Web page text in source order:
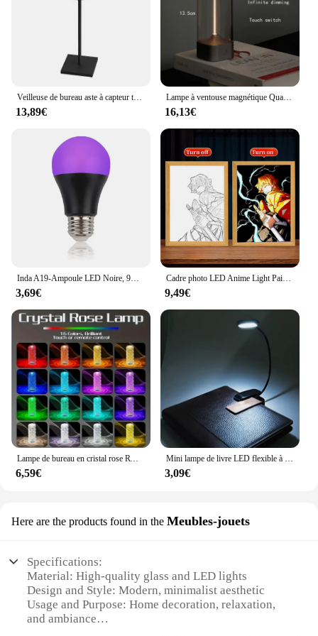
13,89€
Lampe à ventouse magnétique Quactus, lampe à gradation MF ite, charge USB, camping, chambre, dortoir, bureau, escales tactiles
16,13€
3,69€
Cadre photo LED Anime Light Painting, Moon Lamp, Kyojflats, Rengoku Kimetsu, Demons Slayer, Room Wall Art, Hoom Deco, No Yaiba Gifts
9,49€
Lampe de bureau en cristal rose RVB avec télécommande, lumière USB tactile, lumière de chambre romantique, décor de mariage de Noël, 16 couleurs, 1PC
6,59€
Mini lampe de livre LED flexible à clipser, lampe de table, bureau, chambre à coucher, lecture, nuit, étude, apprentissage, portable, batterie 62
3,09€
Here are the products found in the Meubles-jouets
Specifications:
Material: High-quality glass and LED lights
Design and Style: Modern, minimalist aesthetic
Usage and Purpose: Home decoration, relaxation,
and ambiance